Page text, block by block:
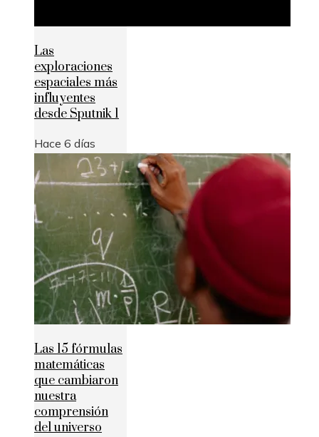
Las
exploraciones
espaciales más
influyentes
desde Sputnik 1
Hace 6 días
Las 15 fórmulas
matemáticas
que cambiaron
nuestra
comprensión
del universo